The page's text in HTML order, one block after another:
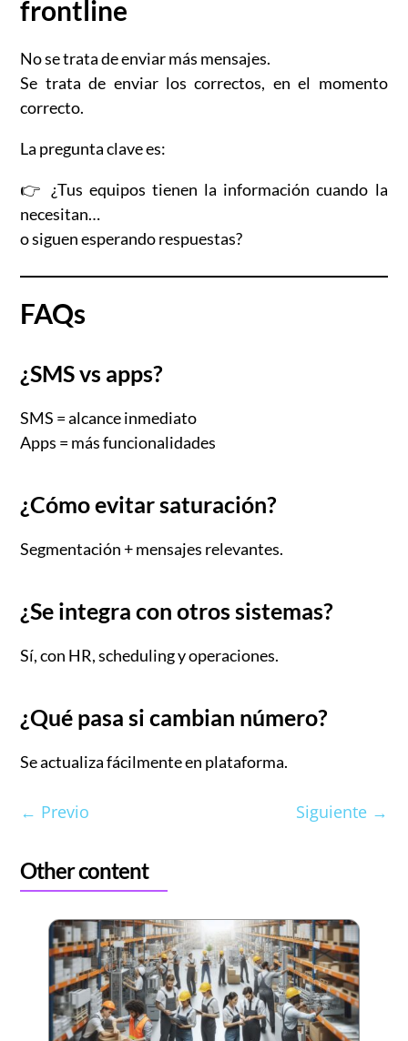
frontline
No se trata de enviar más mensajes.
Se trata de enviar los correctos, en el momento
correcto.
La pregunta clave es:
👉 ¿Tus equipos tienen la información cuando la
necesitan…
o siguen esperando respuestas?
FAQs
¿SMS vs apps?
SMS = alcance inmediato
Apps = más funcionalidades
¿Cómo evitar saturación?
Segmentación + mensajes relevantes.
¿Se integra con otros sistemas?
Sí, con HR, scheduling y operaciones.
¿Qué pasa si cambian número?
Se actualiza fácilmente en plataforma.
← Previo Siguiente→
Other content